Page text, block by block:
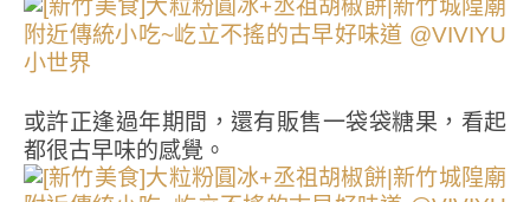
或許正逢過年期間，還有販售一袋袋糖果，看起
都很古早味的感覺。